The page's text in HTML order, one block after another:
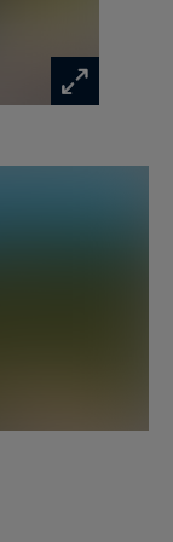
salle de
un
avec
offre de